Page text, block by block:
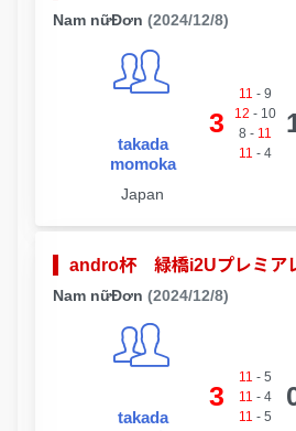
Nam nữĐơn (2024/12/8)
takada
momoka
Japan
3
11 - 9
12 - 10
8 - 11
11 - 4
andro杯 緑橋i2Uプレミア
Nam nữĐơn (2024/12/8)
takada
3
11 - 5
11 - 4
11 - 5